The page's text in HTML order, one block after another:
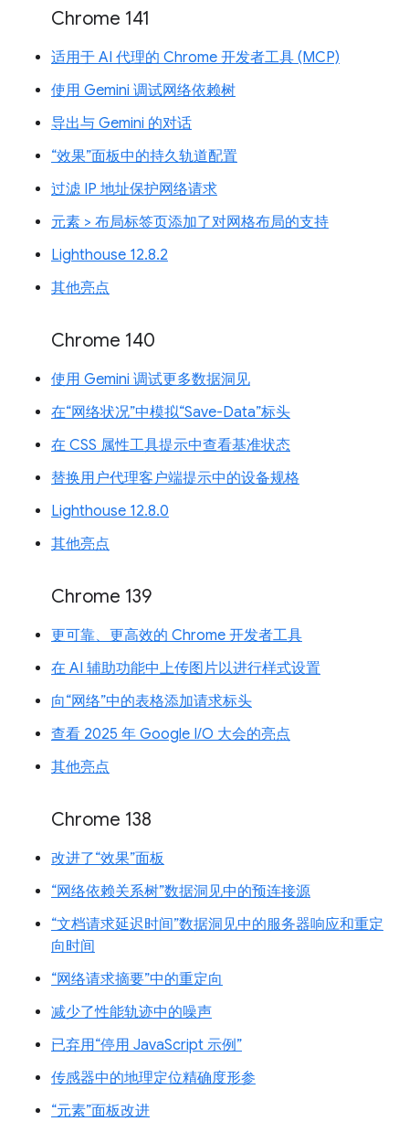
Chrome 141
适用于 AI 代理的 Chrome 开发者工具 (MCP)
使用 Gemini 调试网络依赖树
导出与 Gemini 的对话
“效果”面板中的持久轨道配置
过滤 IP 地址保护网络请求
元素 > 布局标签页添加了对网格布局的支持
Lighthouse 12.8.2
其他亮点
Chrome 140
使用 Gemini 调试更多数据洞见
在“网络状况”中模拟“Save-Data”标头
在 CSS 属性工具提示中查看基准状态
替换用户代理客户端提示中的设备规格
Lighthouse 12.8.0
其他亮点
Chrome 139
更可靠、更高效的 Chrome 开发者工具
在 AI 辅助功能中上传图片以进行样式设置
向“网络”中的表格添加请求标头
查看 2025 年 Google I/O 大会的亮点
其他亮点
Chrome 138
改进了“效果”面板
“网络依赖关系树”数据洞见中的预连接源
“文档请求延迟时间”数据洞见中的服务器响应和重定
向时间
“网络请求摘要”中的重定向
减少了性能轨迹中的噪声
已弃用“停用 JavaScript 示例”
传感器中的地理定位精确度形参
“元素”面板改进